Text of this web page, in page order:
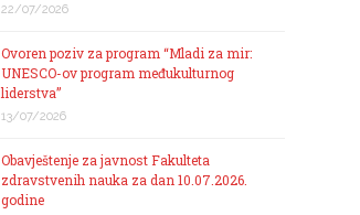
22/07/2026
Ovoren poziv za program “Mladi za mir:
UNESCO-ov program međukulturnog
liderstva”
13/07/2026
Obavještenje za javnost Fakulteta
zdravstvenih nauka za dan 10.07.2026.
godine